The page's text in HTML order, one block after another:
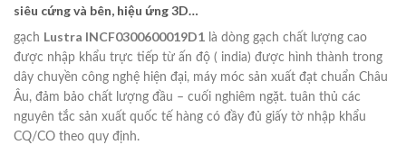
siêu cứng và bên, hiệu ứng 3D…
gạch Lustra INCF0300600019D1 là dòng gạch chất lượng cao
được nhập khẩu trực tiếp từ ấn độ ( india) được hình thành trong
dây chuyền công nghệ hiện đại, máy móc sản xuất đạt chuẩn Châu
Âu, đảm bảo chất lượng đầu – cuối nghiêm ngặt. tuân thủ các
nguyên tắc sản xuất quốc tế hàng có đầy đủ giấy tờ nhập khẩu
CQ/CO theo quy định.